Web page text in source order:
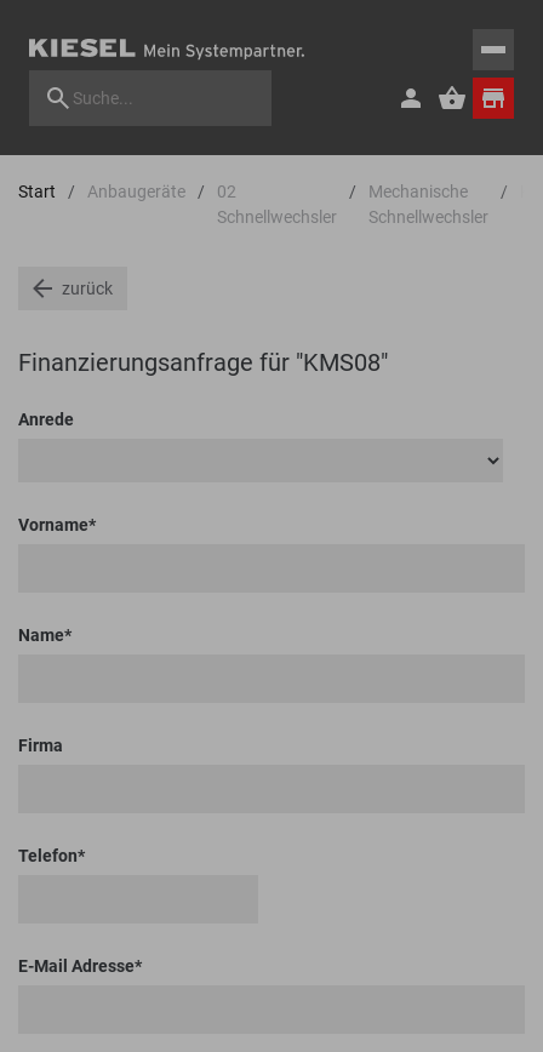
Start Anbaugeräte
02
Schnellwechsler
Mechanische
Schnellwechsler
zurück
Finanzierungsanfrage für "KMS08"
Anrede
Vorname
Name
Firma
Telefon
E-Mail Adresse